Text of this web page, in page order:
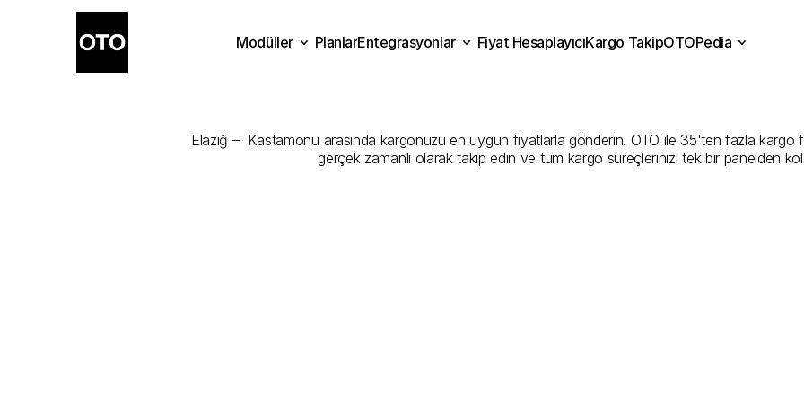
Elazığ –  Kastamonu arasında kargonuzu en uygun fiyatlarla gönderin. OTO ile 35'ten fazla kargo
gerçek zamanlı olarak takip edin ve tüm kargo süreçlerinizi tek bir panelden
Modüller
PlanlarEntegrasyonlar
Fiyat HesaplayıcıKargo TakipOTOPedia